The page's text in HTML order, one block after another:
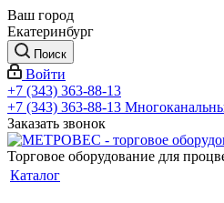
Ваш город
Екатеринбург
Поиск
Войти
+7 (343) 363-88-13
+7 (343) 363-88-13
Заказать звонок
Торговое оборудование для
Каталог